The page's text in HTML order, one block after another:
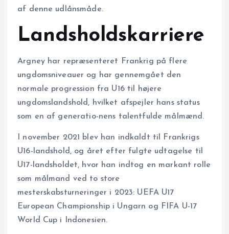
af denne udlånsmåde.
Landsholdskarriere
Argney har repræsenteret Frankrig på flere
ungdomsniveauer og har gennemgået den
normale progression fra U16 til højere
ungdomslandshold, hvilket afspejler hans status
som en af generatio-nens talentfulde målmænd.
I november 2021 blev han indkaldt til Frankrigs
U16-landshold, og året efter fulgte udtagelse til
U17-landsholdet, hvor han indtog en markant rolle
som målmand ved to store
mesterskabsturneringer i 2023: UEFA U17
European Championship i Ungarn og FIFA U-17
World Cup i Indonesien.